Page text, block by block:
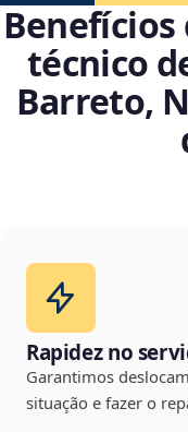
técnico
Barreto,
Rapidez no
Garantimos
situação e fazer o